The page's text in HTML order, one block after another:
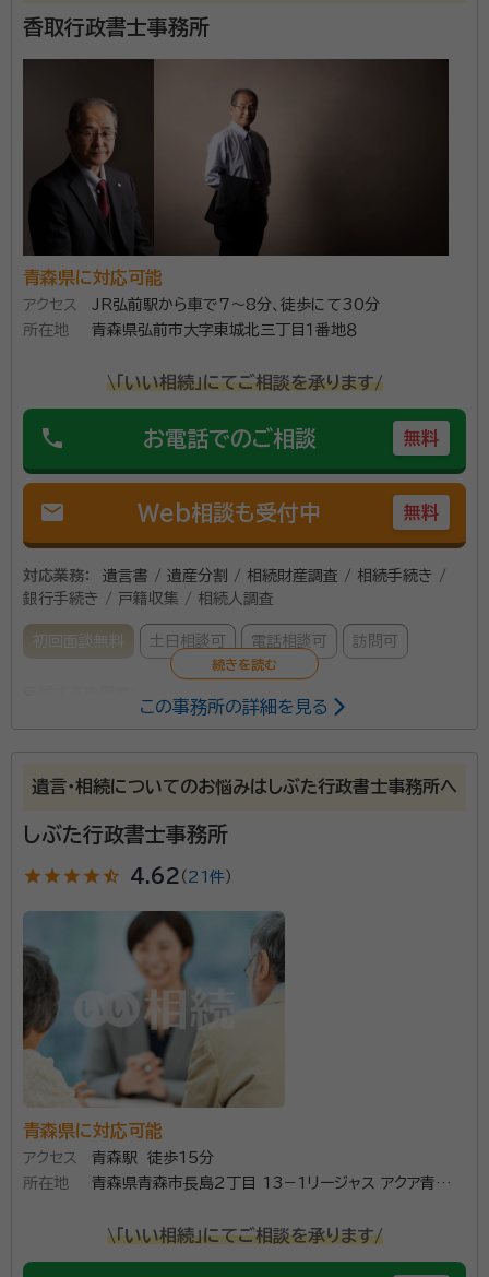
所属団体：青森県行政書士会
香取行政書士事務所
青森県に対応可能
アクセス
JR弘前駅から車で7～8分、徒歩にて30分
所在地
青森県弘前市大字東城北三丁目１番地８
\「いい相続」にてご相談を承ります/
phone お電話でのご相談 無料
mail Web相談も受付中 無料
対応業務：
遺言書 / 遺産分割 / 相続財産調査 / 相続手続き /
銀行手続き / 戸籍収集 / 相続人調査
初回面談無料 土日相談可 電話相談可 訪問可
する、その後弘前市にて事務所を開業する。
青森県弘前市の行政書士事務所です。弘前市を中心に
津軽地方一円で相続に関してサポートしております。ご
メール等を使って進捗状況も共有していきます。安心し
てご相談ください。
資格等： 行政書士・社会保険労務士
所属団体： 青森県行政書士会、青森県社会保険労務士会
この事務所の詳細を見る
遺言・相続についてのお悩みはしぶた行政書士事務所へ
しぶた行政書士事務所
star star star star star_half 4.62 （ 21件）
青森県に対応可能
アクセス
青森駅 徒歩15分
所在地
青森県青森市長島2丁目 13−1リージャス アクア青森
\「いい相続」にてご相談を承ります/